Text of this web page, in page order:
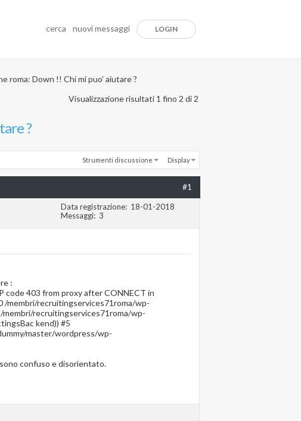
cerca nuovi messaggi LOGIN
roma: Down !! Chi mi puo' aiutare ?
Visualizzazione risultati 1 fino 2 di 2
?
Strumenti discussione Display
#1
Data registrazione
18-01-2018
Messaggi 3
:
code 403 from proxy after CONNECT in
membri/recruitingservices71roma/wp-
recruitingservices71roma/wp-
kend)) #5
master/wordpress/wp-
confuso e disorientato.